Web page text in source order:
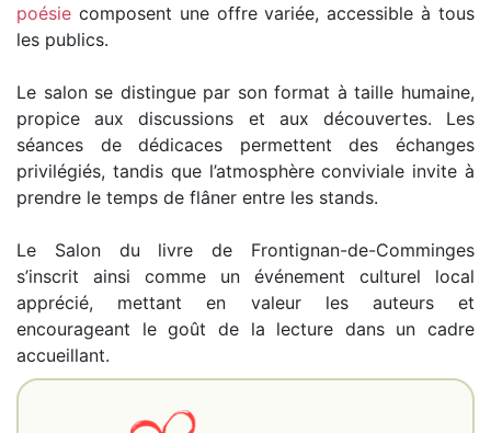
poésie composent une offre variée, accessible à tous
les publics.
Le salon se distingue par son format à taille humaine,
propice aux discussions et aux découvertes. Les
séances de dédicaces permettent des échanges
privilégiés, tandis que l’atmosphère conviviale invite à
prendre le temps de flâner entre les stands.
Le Salon du livre de Frontignan-de-Comminges
s’inscrit ainsi comme un événement culturel local
apprécié, mettant en valeur les auteurs et
encourageant le goût de la lecture dans un cadre
accueillant.